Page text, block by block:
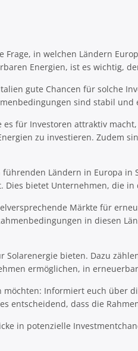
in welchen Ländern
Energien, ist es wichtig,
gute Chancen für solche
sind stabil
für Investoren attraktiv
zu investieren. Zudem
Ländern in Europa in
bietet Unternehmen, die
Märkte für
in diesen
bieten. Dazu
ermöglichen, in
Informiert euch über
entscheidend, dass die
in potenzielle